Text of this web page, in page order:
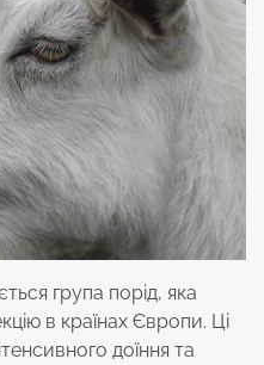
група порід, яка
в країнах Європи. Ці
доїння та